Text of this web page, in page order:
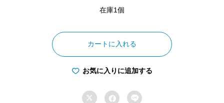
在庫1個
の
学
習
力
カートに入れる
お気に入りに追加する
  